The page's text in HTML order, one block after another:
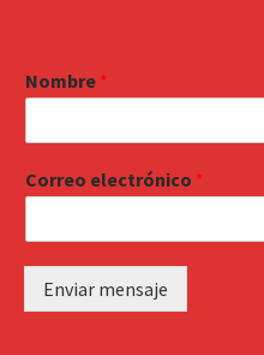
Nombre *
Correo electrónico *
Enviar mensaje